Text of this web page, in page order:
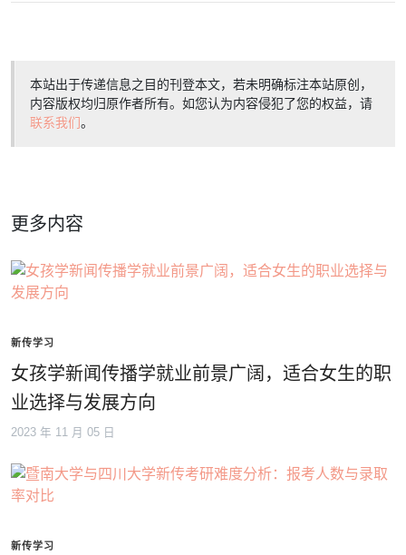
本站出于传递信息之目的刊登本文，若未明确标注本站原创，
内容版权均归原作者所有。如您认为内容侵犯了您的权益，请
联系我们。
更多内容
新传学习
女孩学新闻传播学就业前景广阔，适合女生的职
业选择与发展方向
2023 年 11 月 05 日
新传学习